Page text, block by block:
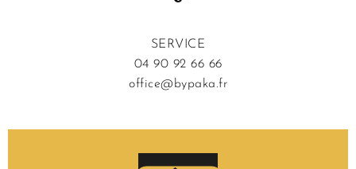
SERVICE
04 90 92 66 66
office@bypaka.fr